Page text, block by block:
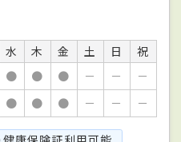
水 木 金 土 日
祝
● ● ● － －
－
● ● ● － － －